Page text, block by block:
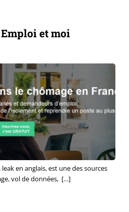
et moi
en anglais, est une des sources
vol de données, […]